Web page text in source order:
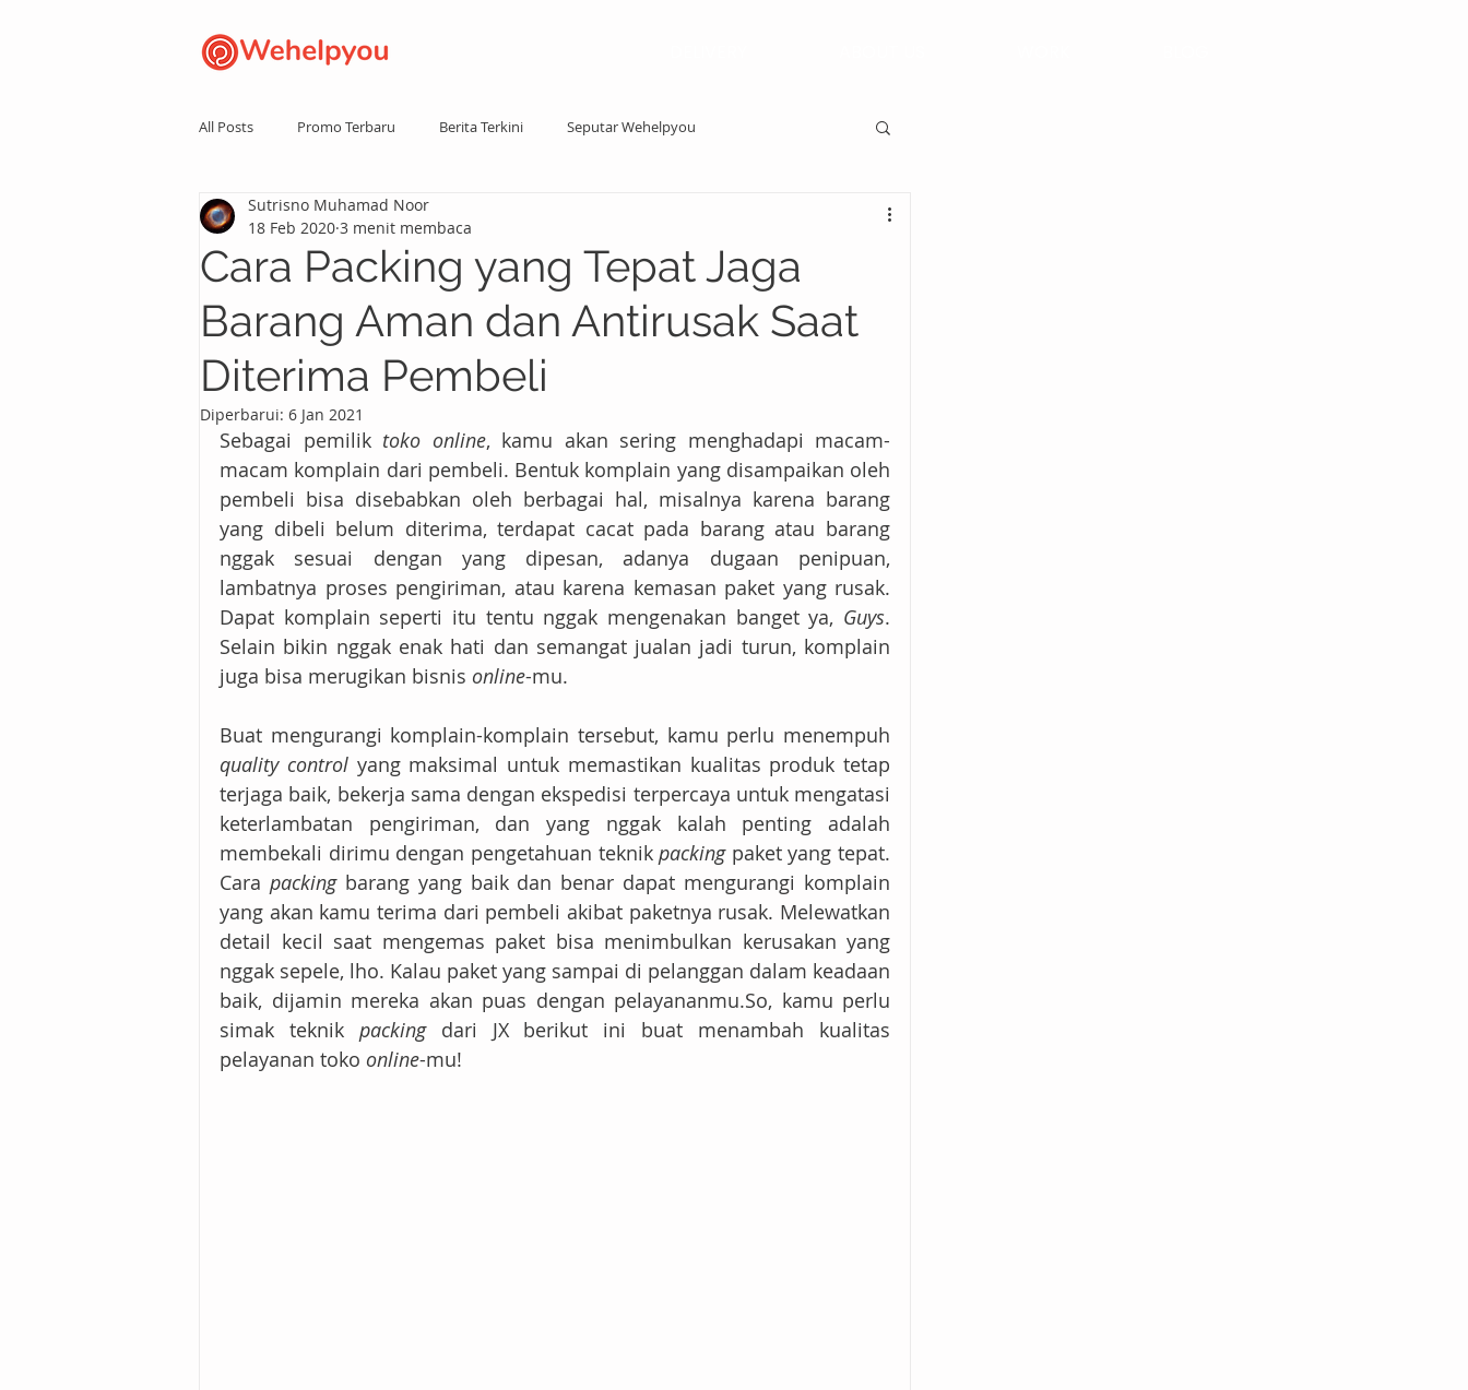
All Posts Promo Terbaru Berita Terkini Seputar Wehelpyou
Cara Packing yang Tepat Jaga
Barang Aman dan Antirusak Saat
Diterima Pembeli
Sutrisno Muhamad Noor
18 Feb 2020 3 menit membaca
Diperbarui: 6 Jan 2021
Sebagai pemilik toko online, kamu akan sering menghadapi macam-
macam komplain dari pembeli. Bentuk komplain yang disampaikan oleh
pembeli bisa disebabkan oleh berbagai hal, misalnya karena barang
yang dibeli belum diterima, terdapat cacat pada barang atau barang
nggak sesuai dengan yang dipesan, adanya dugaan penipuan,
lambatnya proses pengiriman, atau karena kemasan paket yang rusak.
Dapat komplain seperti itu tentu nggak mengenakan banget ya, Guys.
Selain bikin nggak enak hati dan semangat jualan jadi turun, komplain
juga bisa merugikan bisnis online-mu.
quality control yang maksimal untuk memastikan kualitas produk tetap
terjaga baik, bekerja sama dengan ekspedisi terpercaya untuk mengatasi
keterlambatan pengiriman, dan yang nggak kalah penting adalah
membekali dirimu dengan pengetahuan teknik packing paket yang tepat.
Cara packing barang yang baik dan benar dapat mengurangi komplain
yang akan kamu terima dari pembeli akibat paketnya rusak. Melewatkan
detail kecil saat mengemas paket bisa menimbulkan kerusakan yang
nggak sepele, lho. Kalau paket yang sampai di pelanggan dalam keadaan
baik, dijamin mereka akan puas dengan pelayananmu.So, kamu perlu
simak teknik packing dari JX berikut ini buat menambah kualitas
pelayanan toko online-mu!